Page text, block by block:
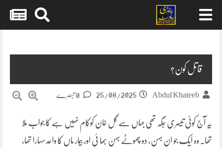
قاتل کون؟
Abdul Khateeb
25/08/2025
یہ آج کوئی تیسری جگہ تھی جہاں سے گل خان کوکام نہیں ہے کا جواب ملا
تھا۔ وہ ایک جو ان بہن، دو چھوٹے بہن بھا ئی اور بیمار ماں کا واحد سہارا تھا،